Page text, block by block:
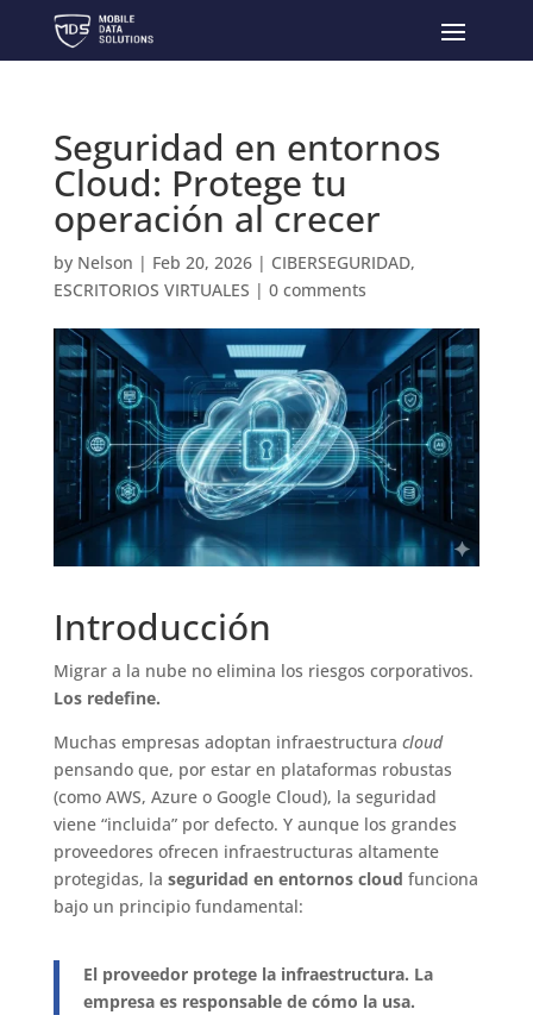
Seguridad en entornos
Cloud: Protege tu
operación al crecer
by Nelson | Feb 20, 2026| CIBERSEGURIDAD,
ESCRITORIOS VIRTUALES | 0 comments
Introducción
Migrar a la nube no elimina los riesgos corporativos.
Los redefine.
Muchas empresas adoptan infraestructura cloud
pensando que, por estar en plataformas robustas
(como AWS, Azure o Google Cloud), la seguridad
viene “incluida” por defecto. Y aunque los grandes
proveedores ofrecen infraestructuras altamente
protegidas, la seguridad en entornos cloud funciona
bajo un principio fundamental:
El proveedor protege la infraestructura. La
empresa es responsable de cómo la usa.